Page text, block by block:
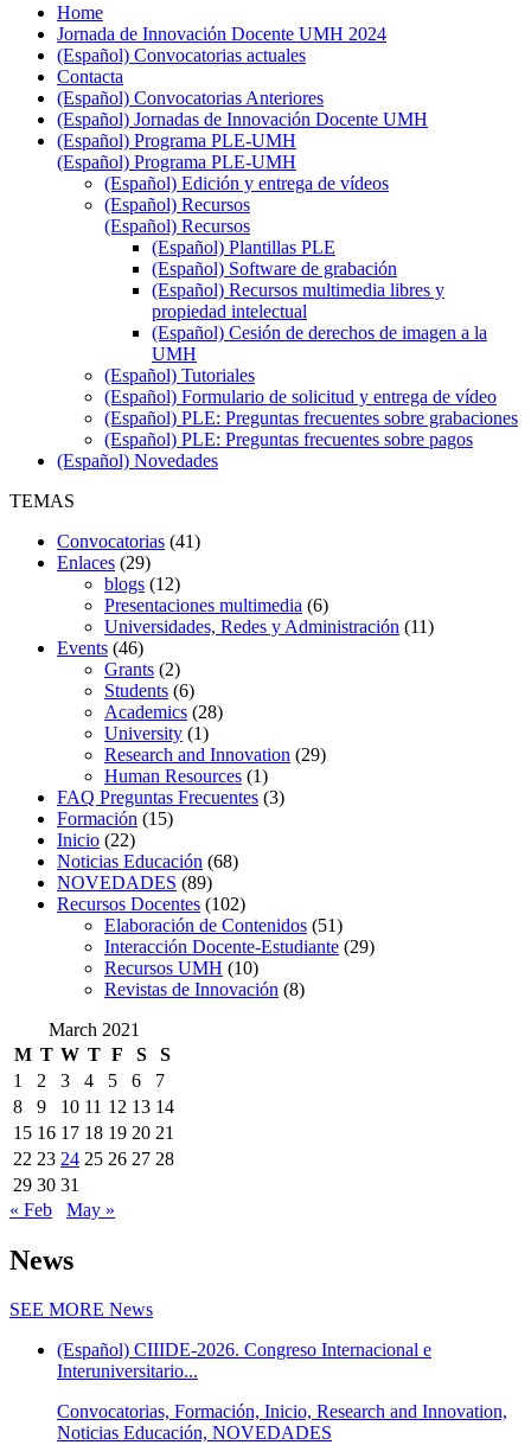
Home
Jornada de Innovación Docente UMH 2024
(Español) Convocatorias actuales
Contacta
(Español) Convocatorias Anteriores
(Español) Jornadas de Innovación Docente UMH
(Español) Programa PLE-UMH
(Español) Programa PLE-UMH
(Español) Edición y entrega de vídeos
(Español) Recursos
(Español) Recursos
(Español) Plantillas PLE
(Español) Software de grabación
(Español) Recursos multimedia libres y
propiedad intelectual
(Español) Cesión de derechos de imagen a la
UMH
(Español) Tutoriales
(Español) Formulario de solicitud y entrega de vídeo
(Español) PLE: Preguntas frecuentes sobre grabaciones
(Español) PLE: Preguntas frecuentes sobre pagos
(Español) Novedades
TEMAS
Convocatorias (41)
Enlaces (29)
blogs (12)
Presentaciones multimedia (6)
Universidades, Redes y Administración (11)
Events (46)
Grants (2)
Students (6)
Academics (28)
University (1)
Research and Innovation (29)
Human Resources (1)
FAQ Preguntas Frecuentes (3)
Formación (15)
Inicio (22)
Noticias Educación (68)
NOVEDADES (89)
Recursos Docentes (102)
Elaboración de Contenidos (51)
Interacción Docente-Estudiante (29)
Recursos UMH (10)
Revistas de Innovación (8)
March 2021
M T W T F S
S
1
2 3 4 5 6
7
8
9 10 11 12 13 14
15 16 17 18 19 20 21
22 23 24 25 26 27 28
29 30 31
« Feb
May »
News
SEE MORE News
(Español) CIIIDE-2026. Congreso Internacional e
Interuniversitario...
Convocatorias, Formación, Inicio, Research and Innovation,
Noticias Educación, NOVEDADES